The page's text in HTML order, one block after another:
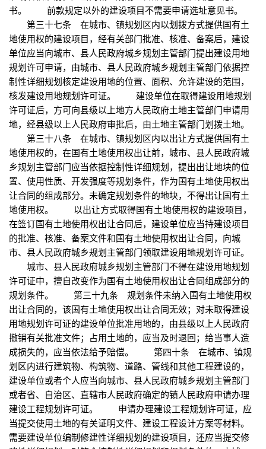
书。 前款规定以外的建设项目不需要申请选址意见书。
第三十七条 在城市、镇规划区内以划拨方式提供国有土
地使用权的建设项目，经有关部门批准、核准、备案后，建设
单位应当向城市、县人民政府城乡规划主管部门提出建设用地
规划许可申请，由城市、县人民政府城乡规划主管部门依据控
制性详细规划核定建设用地的位置、面积、允许建设的范围，
核发建设用地规划许可证。 建设单位在取得建设用地规划
许可证后，方可向县级以上地方人民政府土地主管部门申请用
地，经县级以上人民政府审批后，由土地主管部门划拨土地。
第三十八条 在城市、镇规划区内以出让方式提供国有土
地使用权的，在国有土地使用权出让前，城市、县人民政府城
乡规划主管部门应当依据控制性详细规划，提出出让地块的位
置、使用性质、开发强度等规划条件，作为国有土地使用权出
让合同的组成部分。未确定规划条件的地块，不得出让国有土
地使用权。 以出让方式取得国有土地使用权的建设项目，
在签订国有土地使用权出让合同后，建设单位应当持建设项目
的批准、核准、备案文件和国有土地使用权出让合同，向城
市、县人民政府城乡规划主管部门领取建设用地规划许可证。
城市、县人民政府城乡规划主管部门不得在建设用地规划
许可证中，擅自改变作为国有土地使用权出让合同组成部分的
规划条件。 第三十九条 规划条件未纳入国有土地使用权
出让合同的，该国有土地使用权出让合同无效；对未取得建设
用地规划许可证的建设单位批准用地的，由县级以上人民政府
撤销有关批准文件；占用土地的，应当及时退回；给当事人造
成损失的，应当依法给予赔偿。 第四十条 在城市、镇规
划区内进行建筑物、构筑物、道路、管线和其他工程建设的，
建设单位或者个人应当向城市、县人民政府城乡规划主管部门
或者省、自治区、直辖市人民政府确定的镇人民政府申请办理
建设工程规划许可证。 申请办理建设工程规划许可证，应
当提交使用土地的有关证明文件、建设工程设计方案等材料。
需要建设单位编制修建性详细规划的建设项目，还应当提交修